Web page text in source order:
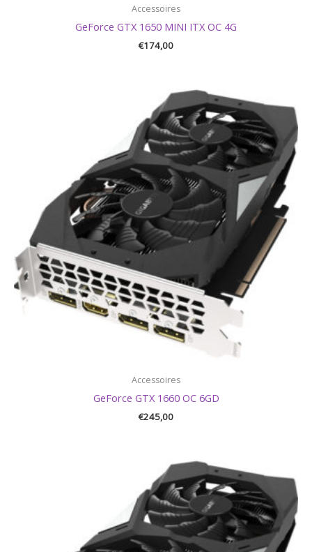
Accessoires
GeForce GTX 1650 MINI ITX OC 4G
€174,00
Accessoires
GeForce GTX 1660 OC 6GD
€245,00